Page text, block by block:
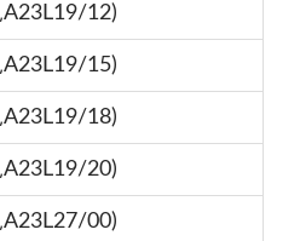
A23L19/12)
A23L19/15)
A23L19/18)
A23L19/20)
A23L27/00)